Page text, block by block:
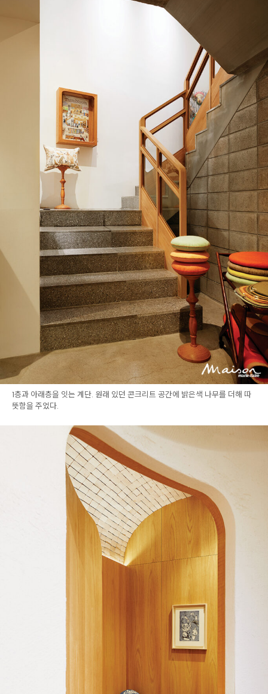
1층과 아래층을 잇는 계단. 원래 있던 콘크리트 공간에 밝은색 나무를 더해 따
뜻함을 주었다.